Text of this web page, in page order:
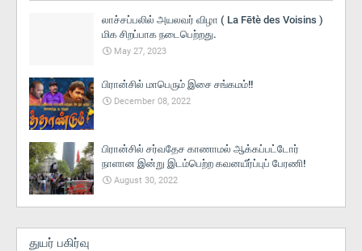
லாச்சப்பலில் அயலவர் விழா ( La Fētè des Voisins )
மிக சிறப்பாக நடைபெற்றது.
May 27, 2023
பிரான்சில் மாபெரும் இசை சங்கமம்!!
December 08, 2022
பிரான்சில் சர்வதேச காணாமல் ஆக்கப்பட்டோர்
நாளான இன்று இடம்பெற்ற கவனயீர்ப்புப் பேரணி!
August 30, 2022
துயர் பகிர்வு